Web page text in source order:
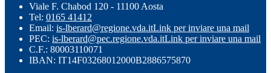
Viale F. Chabod 120 - 11100 Aosta
Tel: 0165 41412
Email: is-lberard@regione.vda.itLink per inviare una mail
PEC: is-lberard@pec.regione.vda.itLink per inviare una mail
C.F.: 80003110071
IBAN: IT14F03268012000B2886575870